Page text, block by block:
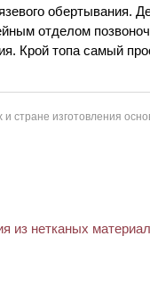
обертывания.
отделом
Крой топа самый
стране изготовления